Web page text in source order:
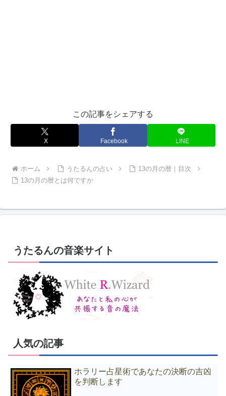
この記事をシェアする
X Facebook LINE
ホーム うたるんの占い
13の月の暦｜目次
13の月の暦とは何ですか
うたるんの音楽サイト
人気の記事
ホラリー占星術であなたの決断の吉凶
を判断します